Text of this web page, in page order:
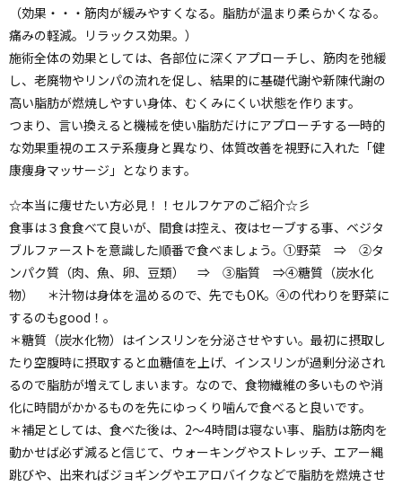
（効果・・・筋肉が緩みやすくなる。脂肪が温まり柔らかくなる。
痛みの軽減。リラックス効果。）
施術全体の効果としては、各部位に深くアプローチし、筋肉を弛緩
し、老廃物やリンパの流れを促し、結果的に基礎代謝や新陳代謝の
高い脂肪が燃焼しやすい身体、むくみにくい状態を作ります。
つまり、言い換えると機械を使い脂肪だけにアプローチする一時的
な効果重視のエステ系痩身と異なり、体質改善を視野に入れた「健
康痩身マッサージ」となります。
☆本当に痩せたい方必見！！セルフケアのご紹介☆彡
食事は３食食べて良いが、間食は控え、夜はセーブする事、ベジタ
ブルファーストを意識した順番で食べましょう。①野菜 ⇒ ②タ
ンパク質（肉、魚、卵、豆類） ⇒ ③脂質 ⇒④糖質（炭水化
物） ＊汁物は身体を温めるので、先でもOK。④の代わりを野菜に
するのもgood！。
＊糖質（炭水化物）はインスリンを分泌させやすい。最初に摂取し
たり空腹時に摂取すると血糖値を上げ、インスリンが過剰分泌され
るので脂肪が増えてしまいます。なので、食物繊維の多いものや消
化に時間がかかるものを先にゆっくり噛んで食べると良いです。
＊補足としては、食べた後は、2～4時間は寝ない事、脂肪は筋肉を
動かせば必ず減ると信じて、ウォーキングやストレッチ、エアー縄
跳びや、出来ればジョギングやエアロバイクなどで脂肪を燃焼させ